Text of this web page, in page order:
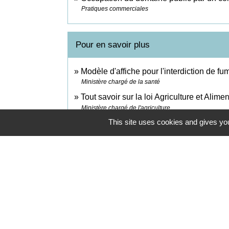
Pratiques commerciales
Pour en savoir plus
Modèle d'affiche pour l'interdiction de
Ministère chargé de la santé
Tout savoir sur la loi Agriculture et
Ministère chargé de l'agriculture
Seuils de décibels à respecter pour un
This site uses cookies and gives